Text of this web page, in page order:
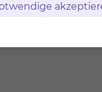
im Stationsalltag